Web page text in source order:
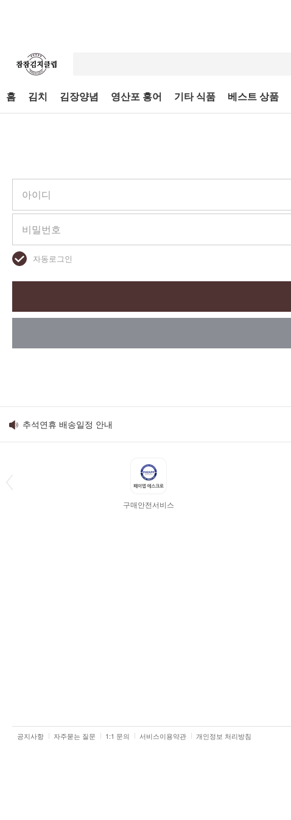
홈 김치 김장양념 영산포 홍어 기타 식품 베스트 상품
자동로그인
추석연휴 배송일정 안내
구매안전서비스
공지사항 자주묻는 질문 1:1 문의 서비스이용약관 개인정보 처리방침